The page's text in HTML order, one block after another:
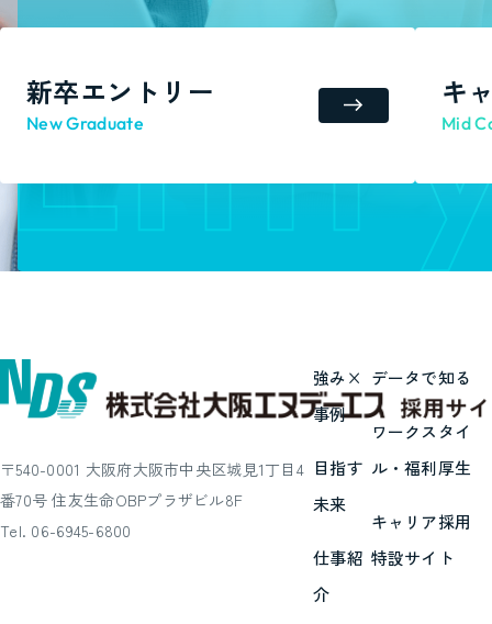
新卒エントリー
New Graduate
キ
Mid
〒540-0001 大阪府大阪市中央区城見1丁目4
番70号 住友生命OBPプラザビル8F
Tel. 06-6945-6800
強み×
事例
目指す
未来
仕事紹
介
データで知る
ワークスタイ
ル・福利厚生
キャリア採用
特設サイト